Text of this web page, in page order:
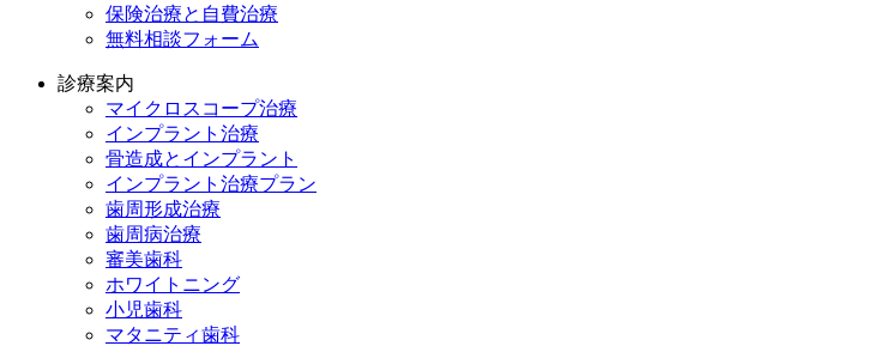
保険治療と自費治療
無料相談フォーム
診療案内
マイクロスコープ治療
インプラント治療
骨造成とインプラント
インプラント治療プラン
歯周形成治療
歯周病治療
審美歯科
ホワイトニング
小児歯科
マタニティ歯科